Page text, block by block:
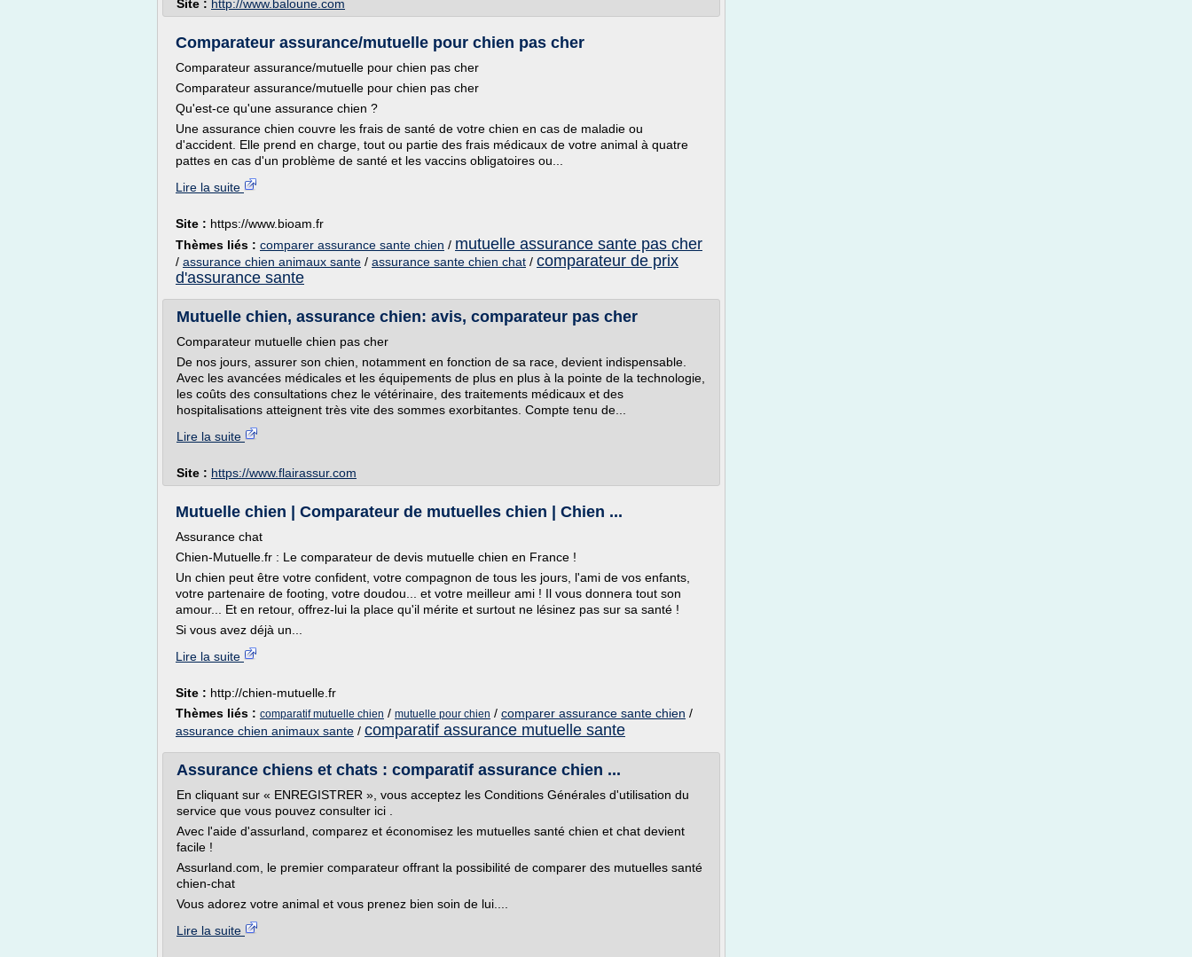
Site : http://www.baloune.com
Comparateur assurance/mutuelle pour chien pas cher
Comparateur assurance/mutuelle pour chien pas cher
Comparateur assurance/mutuelle pour chien pas cher
Qu'est-ce qu'une assurance chien ?
Une assurance chien couvre les frais de santé de votre chien en cas de maladie ou
d'accident. Elle prend en charge, tout ou partie des frais médicaux de votre animal à quatre
pattes en cas d'un problème de santé et les vaccins obligatoires ou...
Lire la suite
Site : https://www.bioam.fr
Thèmes liés : comparer assurance sante chien / mutuelle assurance sante pas cher
/ assurance chien animaux sante / assurance sante chien chat / comparateur de prix
d'assurance sante
Mutuelle chien, assurance chien: avis, comparateur pas cher
Comparateur mutuelle chien pas cher
De nos jours, assurer son chien, notamment en fonction de sa race, devient indispensable.
Avec les avancées médicales et les équipements de plus en plus à la pointe de la technologie,
les coûts des consultations chez le vétérinaire, des traitements médicaux et des
hospitalisations atteignent très vite des sommes exorbitantes. Compte tenu de...
Lire la suite
Site : https://www.flairassur.com
Mutuelle chien | Comparateur de mutuelles chien | Chien ...
Assurance chat
Chien-Mutuelle.fr : Le comparateur de devis mutuelle chien en France !
Un chien peut être votre confident, votre compagnon de tous les jours, l'ami de vos enfants,
votre partenaire de footing, votre doudou... et votre meilleur ami ! Il vous donnera tout son
amour... Et en retour, offrez-lui la place qu'il mérite et surtout ne lésinez pas sur sa santé !
Si vous avez déjà un...
Lire la suite
Site : http://chien-mutuelle.fr
Thèmes liés : comparatif mutuelle chien / mutuelle pour chien / comparer assurance sante chien /
assurance chien animaux sante / comparatif assurance mutuelle sante
Assurance chiens et chats : comparatif assurance chien ...
En cliquant sur « ENREGISTRER », vous acceptez les Conditions Générales d'utilisation du
service que vous pouvez consulter ici .
Avec l'aide d'assurland, comparez et économisez les mutuelles santé chien et chat devient
facile !
Assurland.com, le premier comparateur offrant la possibilité de comparer des mutuelles santé
chien-chat
Vous adorez votre animal et vous prenez bien soin de lui....
Lire la suite